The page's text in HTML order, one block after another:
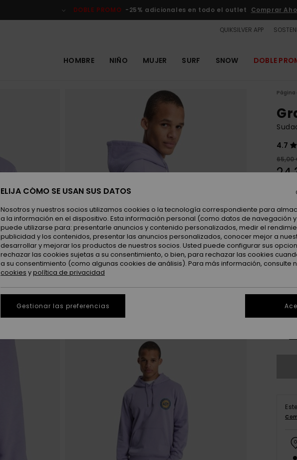
DOBLE PROMO -25% adicionales en todo el outlet Comprar
QUIKSILVER APP
HOMBRE NIÑO MUJER SURF SNOW DOBLE
Página
4.7
65,00
Color
ELIJA CÓMO SE USAN SUS DATOS
Nosotros y nuestros socios utilizamos cookies o la tecnología correspondiente para
a la información en el dispositivo. Esta información personal (como datos de navegación
puede utilizarse para: presentarle anuncios y contenido personalizados, medir el
publicidad y los contenidos, presentar las anuncios personalizados, conocer mejor a
desarrollar y mejorar los productos de nuestros socios. Usted puede configurar sus
rechazar las cookies sujetas a su consentimiento, o bien, para rechazar las cookies
a su consentimiento (como algunas cookies de análisis). Para más información, consulte
cookies ypolítica de privacidad
Gestionar las preferencias